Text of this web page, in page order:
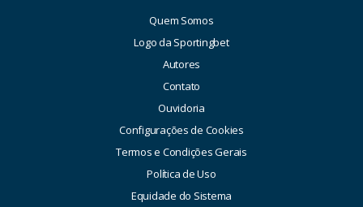
Quem Somos
Logo da Sportingbet
Autores
Contato
Ouvidoria
Configurações de Cookies
Termos e Condições Gerais
Política de Uso
Equidade do Sistema